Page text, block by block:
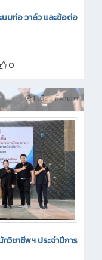
บท่อ วาล์ว และข้อต่อ
0
1 เดือน ที่ผ่านมา
วิชาชีพฯ ประจำปีการ